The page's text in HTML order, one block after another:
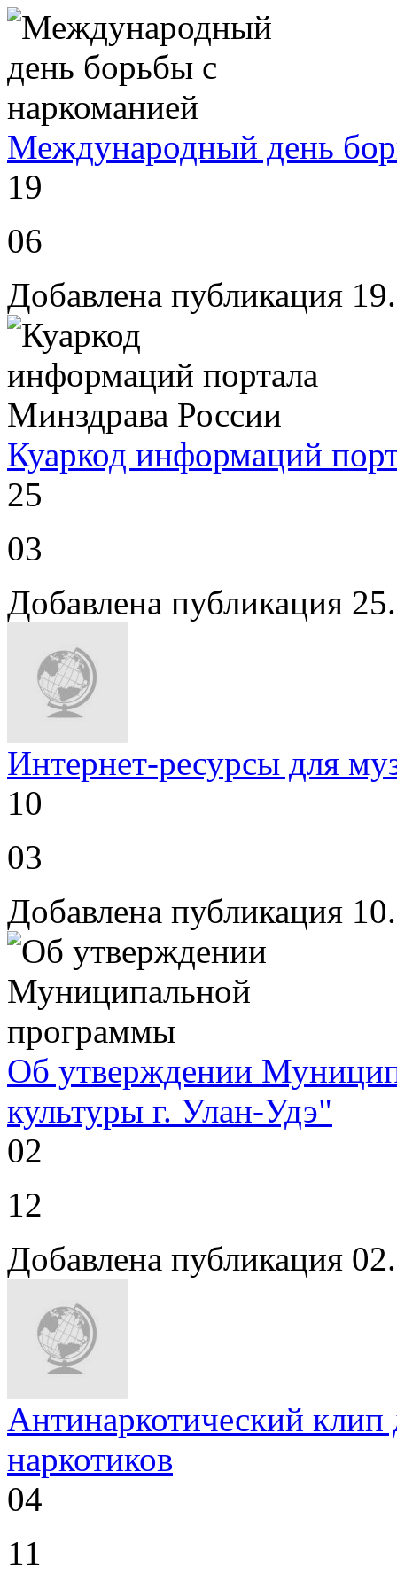
Международный день
19
06
Добавлена публикация
Куаркод информаций
25
03
Добавлена публикация
Интернет-ресурсы для
10
03
Добавлена публикация
Об утверждении
культуры г. Улан-Удэ"
02
12
Добавлена публикация
Антинаркотический
наркотиков
04
11